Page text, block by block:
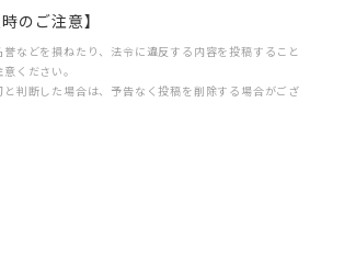
のご注意】
などを損ねたり、法令に違反する内容を投稿すること
ください。
と判断した場合は、予告なく投稿を削除する場合がござ